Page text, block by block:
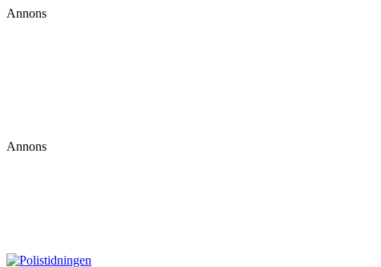
Annons
Annons